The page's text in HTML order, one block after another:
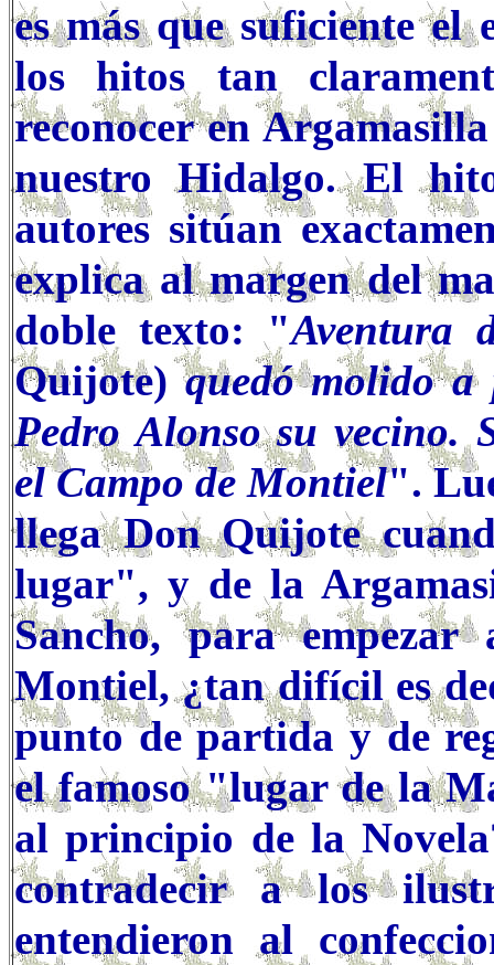
es más que suficiente
los hitos tan
reconocer en
nuestro Hidalgo. El
autores sitúan
explica al margen del
doble texto: "Aventura
Quijote) quedó molido
Pedro Alonso su vecino.
el Campo de Montiel".
llega Don Quijote
lugar", y de la
Sancho, para
Montiel, ¿tan difícil es
punto de partida y de
el famoso "lugar de la
al principio de la
contradecir a los
entendieron al